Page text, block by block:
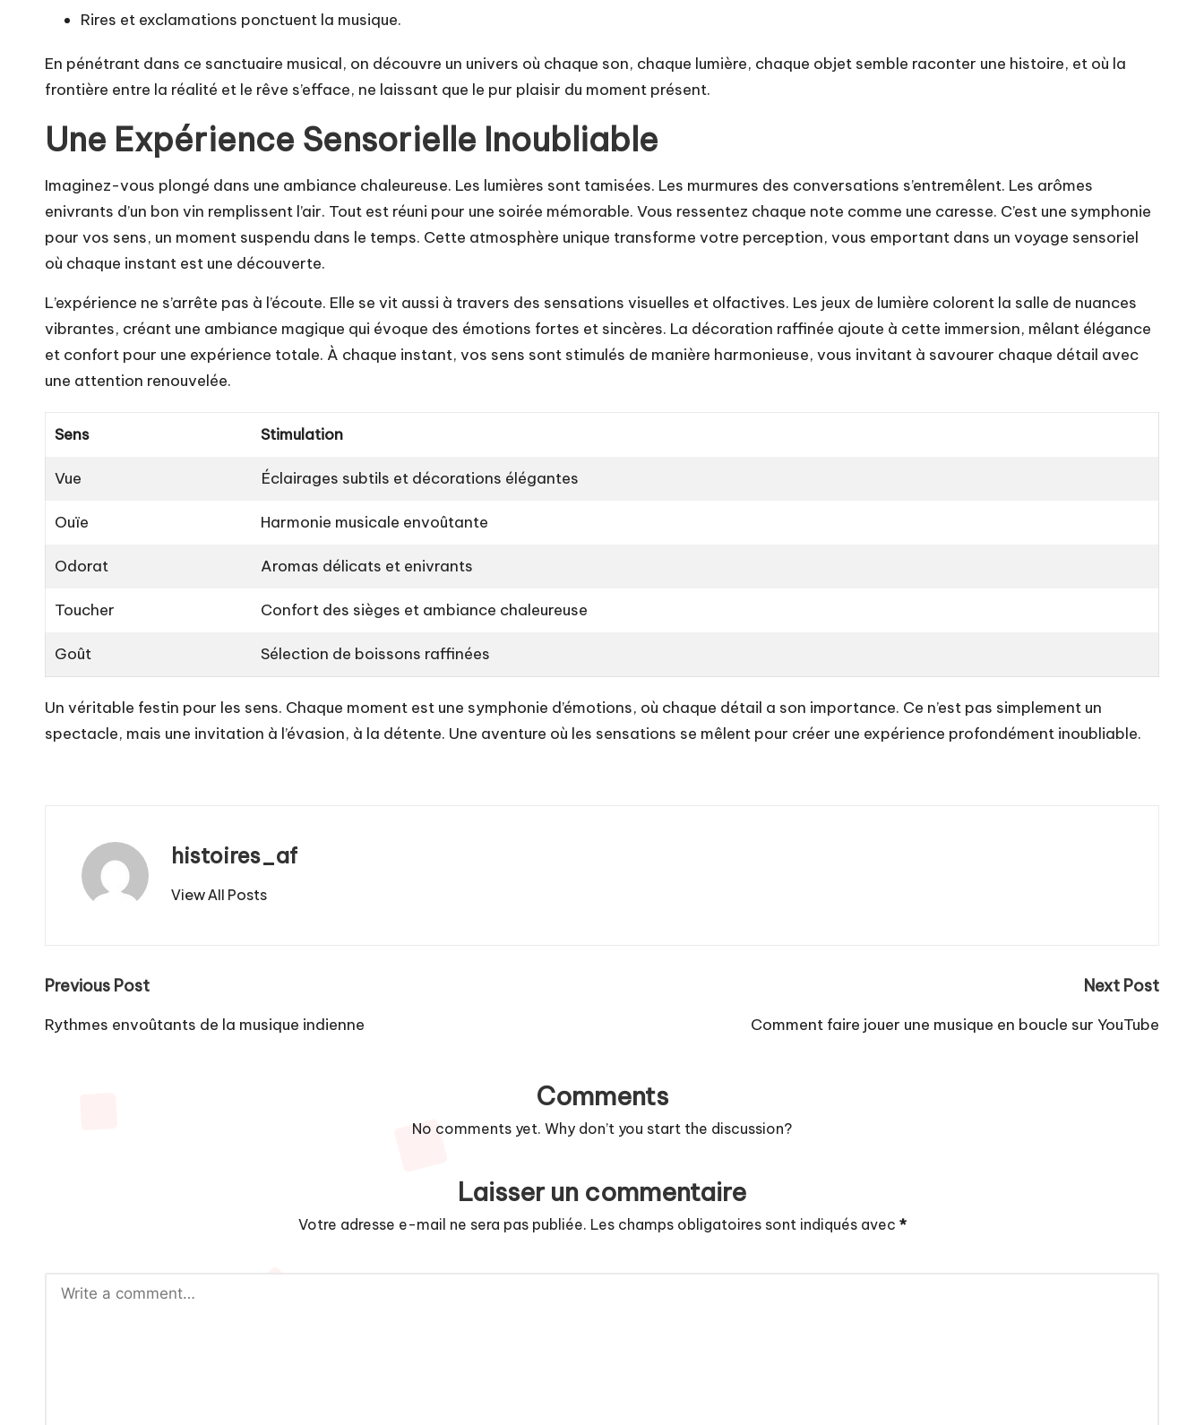
Rires et exclamations ponctuent la musique.
En pénétrant dans ce sanctuaire musical, on découvre un univers où chaque son, chaque lumière, chaque objet semble raconter une histoire, et où la
frontière entre la réalité et le rêve s’efface, ne laissant que le pur plaisir du moment présent.
Une Expérience Sensorielle Inoubliable
Imaginez-vous plongé dans une ambiance chaleureuse. Les lumières sont tamisées. Les murmures des conversations s’entremêlent. Les arômes
enivrants d’un bon vin remplissent l’air. Tout est réuni pour une soirée mémorable. Vous ressentez chaque note comme une caresse. C’est une symphonie
pour vos sens, un moment suspendu dans le temps. Cette atmosphère unique transforme votre perception, vous emportant dans un voyage sensoriel
où chaque instant est une découverte.
L’expérience ne s’arrête pas à l’écoute. Elle se vit aussi à travers des sensations visuelles et olfactives. Les jeux de lumière colorent la salle de nuances
vibrantes, créant une ambiance magique qui évoque des émotions fortes et sincères. La décoration raffinée ajoute à cette immersion, mêlant élégance
et confort pour une expérience totale. À chaque instant, vos sens sont stimulés de manière harmonieuse, vous invitant à savourer chaque détail avec
une attention renouvelée.
Sens Stimulation
Vue Éclairages subtils et décorations élégantes
Ouïe Harmonie musicale envoûtante
Odorat Aromas délicats et enivrants
Toucher Confort des sièges et ambiance chaleureuse
Goût Sélection de boissons raffinées
Un véritable festin pour les sens. Chaque moment est une symphonie d’émotions, où chaque détail a son importance. Ce n’est pas simplement un
spectacle, mais une invitation à l’évasion, à la détente. Une aventure où les sensations se mêlent pour créer une expérience profondément inoubliable.
histoires_af
View All Posts
Post
navigation
Previous Post
Rythmes envoûtants de la musique indienne
Next Post
Comment faire jouer une musique en boucle sur YouTube
Comments
No comments yet. Why don’t you start the discussion?
Laisser un commentaire
Votre adresse e-mail ne sera pas publiée. Les champs obligatoires sont indiqués avec *